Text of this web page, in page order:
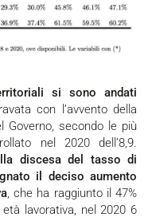
con l’avvento della
Governo, secondo le più
nel 2020 dell’8,9.
discesa del tasso di
il deciso aumento
, che ha raggiunto il 47%
lavorativa, nel 2020 6